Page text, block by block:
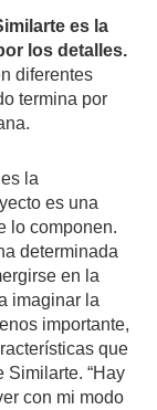
es la
los detalles.
diferentes
termina por
la
es una
lo componen.
determinada
en la
imaginar la
importante,
que
Similarte. “Hay
con mi modo